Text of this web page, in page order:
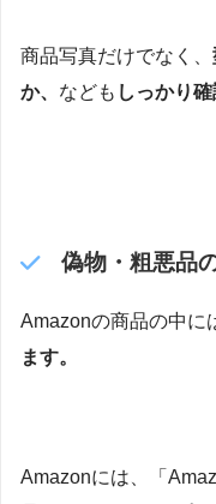
商品写真だけでなく、
か、 なども しっかり
偽物・粗悪品
Amazonの商品の中に
ます。
Amazonには、「